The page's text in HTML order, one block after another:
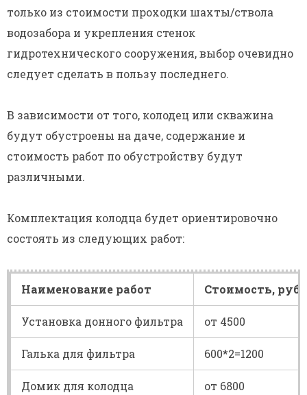
только из стоимости проходки шахты/ствола
водозабора и укрепления стенок
гидротехнического сооружения, выбор очевидно
следует сделать в пользу последнего.
В зависимости от того, колодец или скважина
будут обустроены на даче, содержание и
стоимость работ по обустройству будут
различными.
Комплектация колодца будет ориентировочно
состоять из следующих работ:
Наименование работ Стоимость, руб.
Установка донного фильтра от 4500
Галька для фильтра 600*2=1200
Домик для колодца от 6800